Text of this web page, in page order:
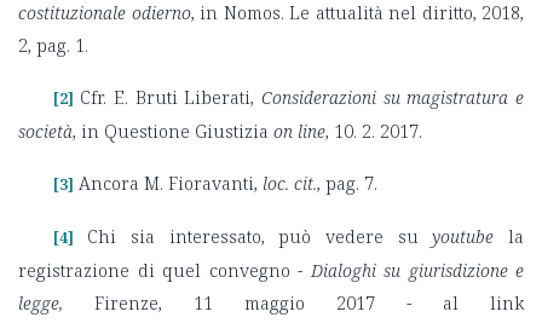
costituzionale odierno, in Nomos. Le attualità nel diritto, 2018,
2, pag. 1.
[2] Cfr. E. Bruti Liberati,Considerazioni su magistratura e
società, in Questione Giustizia on line, 10. 2. 2017.
[3] Ancora M. Fioravanti, loc. cit., pag. 7.
[4] Chi sia interessato, può vedere suyoutube la
registrazione di quel convegno - Dialoghi su giurisdizione e
legge, Firenze, 11 maggio 2017 - al link